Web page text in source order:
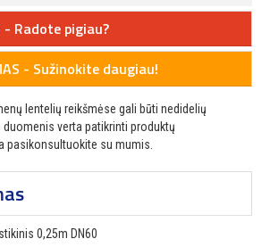
- Radote pigiau?
- Sužinokite daugiau!
lentelių reikšmėse gali būti nedidelių
verta patikrinti produktų
pasikonsultuokite su mumis.
0,25m DN60